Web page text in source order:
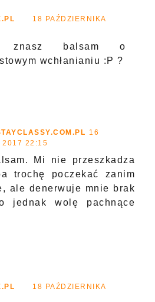
18 PAŹDZIERNIKA
balsam o
wchłanianiu :P ?
16
2017 22:15
Mi nie przeszkadza
trochę poczekać zanim
ale denerwuje mnie brak
jednak wolę pachnące
18 PAŹDZIERNIKA